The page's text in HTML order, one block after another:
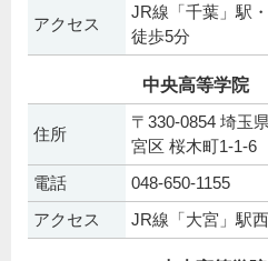
アクセス
JR線「千葉」駅
徒歩5分
中央高等学院
住所
〒330-0854 埼玉
宮区 桜木町1-1-6
電話
048-650-1155
アクセス
JR線「大宮」駅